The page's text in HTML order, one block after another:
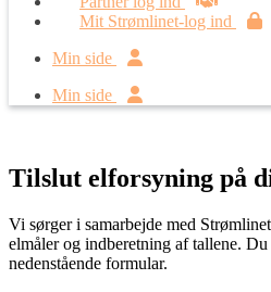
Mit Strømlinet-log ind
Min side
Min side
Tilslut elforsyning på
Vi sørger i samarbejde med
elmåler og indberetning af tallene.
nedenstående formular.